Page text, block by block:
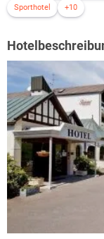
Sporthotel
+10